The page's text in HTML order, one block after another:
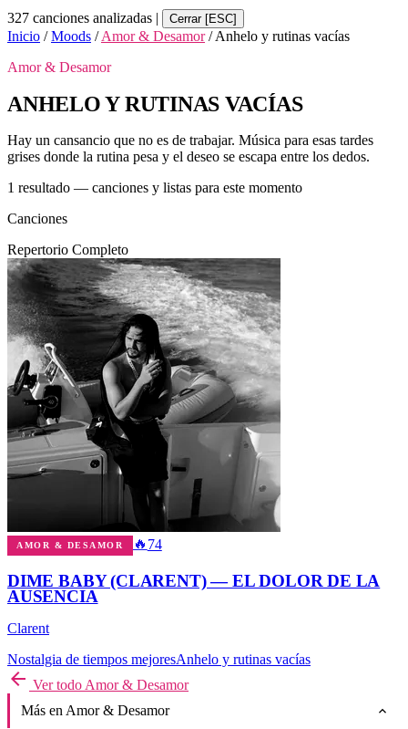
327 canciones analizadas | Cerrar [ESC]
Inicio / Moods / Amor & Desamor / Anhelo y rutinas vacías
Amor & Desamor
ANHELO Y RUTINAS VACÍAS
Hay un cansancio que no es de trabajar. Música para esas tardes
grises donde la rutina pesa y el deseo se escapa entre los dedos.
1 resultado — canciones y listas para este momento
Canciones
Repertorio Completo
AMOR & DESAMOR 🔥 74
DIME BABY (CLARENT) — EL DOLOR DE LA
AUSENCIA
Clarent
Nostalgia de tiempos mejoresAnhelo y rutinas vacías
arrow_back Ver todo Amor & Desamor
Más en Amor & Desamor
expand_more